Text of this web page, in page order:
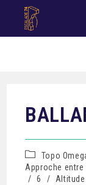
Topo
Approche entre
/ 6 /